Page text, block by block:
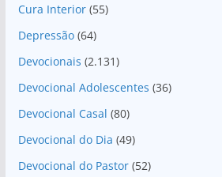
Cura Interior(55)
Depressão(64)
Devocionais (2.131)
Devocional Adolescentes (36)
Devocional Casal (80)
Devocional do Dia (49)
Devocional do Pastor(52)